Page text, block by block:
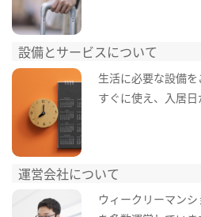
設備とサービスについて
生活に必要な設備
すぐに使え、入居日
運営会社について
ウィークリーマン